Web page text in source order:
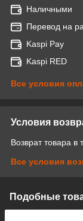
Наличными
Перевод на
Kaspi Pay
Kaspi RED
Все условия
Условия
Возврат товара в
Все условия
Подобные